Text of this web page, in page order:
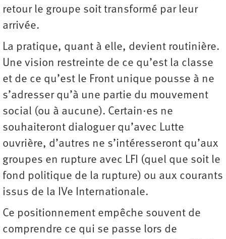
retour le groupe soit transformé par leur
arrivée.
La pratique, quant à elle, devient routinière.
Une vision restreinte de ce qu’est la classe
et de ce qu’est le Front unique pousse à ne
s’adresser qu’à une partie du mouvement
social (ou à aucune). Certain·es ne
souhaiteront dialoguer qu’avec Lutte
ouvrière, d’autres ne s’intéresseront qu’aux
groupes en rupture avec LFI (quel que soit le
fond politique de la rupture) ou aux courants
issus de la IVe Internationale.
Ce positionnement empêche souvent de
comprendre ce qui se passe lors de